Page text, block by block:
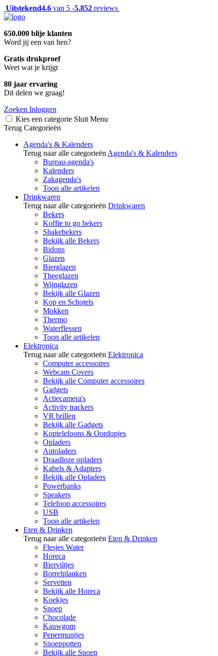
Uitstekend4.6 van 5 -5.852 reviews
650.000 blije klanten
Word jij een van hen?
Gratis drukproef
Weet wat je krijgt
80 jaar ervaring
Dit delen we graag!
Zoeken Inloggen
Kies een categorie Sluit Menu
Terug Categorieën
Agenda's & Kalenders
Terug naar alle categorieën Agenda's & Kalenders
Bureau-agenda's
Kalenders
Zakagenda's
Toon alle artikelen
Drinkwaren
Terug naar alle categorieën Drinkwaren
Bekers
Koffie to go bekers
Shakebekers
Bekijk alle Bekers
Bidons
Glazen
Bierglazen
Theeglazen
Wijnglazen
Bekijk alle Glazen
Kop en Schotels
Mokken
Thermo
Waterflessen
Toon alle artikelen
Elektronica
Terug naar alle categorieën Elektronica
Computer accessoires
Webcam Covers
Bekijk alle Computer accessoires
Gadgets
Actiecamera's
Activity trackers
VR brillen
Bekijk alle Gadgets
Koptelefoons & Oordopjes
Opladers
Autoladers
Draadloze opladers
Kabels & Adapters
Bekijk alle Opladers
Powerbanks
Speakers
Telefoon accessoires
USB
Toon alle artikelen
Eten & Drinken
Terug naar alle categorieën Eten & Drinken
Flesjes Water
Horeca
Bierviltjes
Borrelplanken
Servetten
Bekijk alle Horeca
Koekjes
Snoep
Chocolade
Kauwgom
Pepermuntjes
Snoeppotten
Bekijk alle Snoep